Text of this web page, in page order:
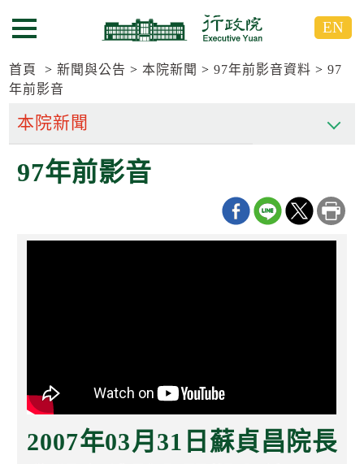
到
要
內
塊
到
要
內
塊
選單按鈕 EN
首頁 新聞與公告 本院新聞 97年前影音資料
97
年前影音
97年前影音
2007年03月31日蘇貞昌院長